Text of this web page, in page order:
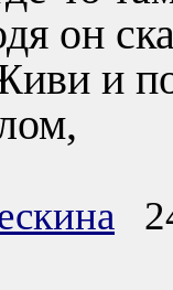
он
и